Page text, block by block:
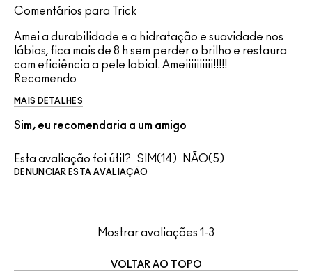
Comentários para Trick
Amei a durabilidade e a hidratação e suavidade nos
lábios, fica mais de 8 h sem perder o brilho e restaura
com eficiência a pele labial. Ameiiiiiiiiii!!!!!
Recomendo
MAIS DETALHES
Sim, eu recomendaria a um amigo
Esta avaliação foi útil? 14 5
DENUNCIAR ESTA AVALIAÇÃO
Mostrar avaliações 1-3
VOLTAR AO TOPO